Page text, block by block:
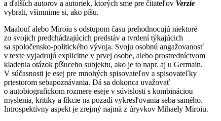
a ďalších autorov a autoriek, ktorých sme pre čitateľov Verzie
vybrali, všimnime si, ako píšu.
Maalouf alebo Miroiu s odstupom času prehodnocujú niektoré
zo svojich predchádzajúcich predstáv a tvrdení týkajúcich
sa spoločensko-politického vývoja. Svoju osobnú angažovanosť
v texte vyjadrujú explicitne v prvej osobe, alebo prostredníctvom
kladenia otázok píšuceho subjektu, ako je to napr. aj u Germain.
V súčasnosti je esej pre mnohých spisovateľov a spisovateľky
priestorom sebapoznávania. Dá sa dokonca uvažovať
o autobiografickom rozmere eseje v súvislosti s kombináciou
myslenia, kritiky a fikcie na pozadí vykresľovania seba samého.
Introspektívny aspekt je zrejmý najmä z úryvkov Mihaely Miroiu.